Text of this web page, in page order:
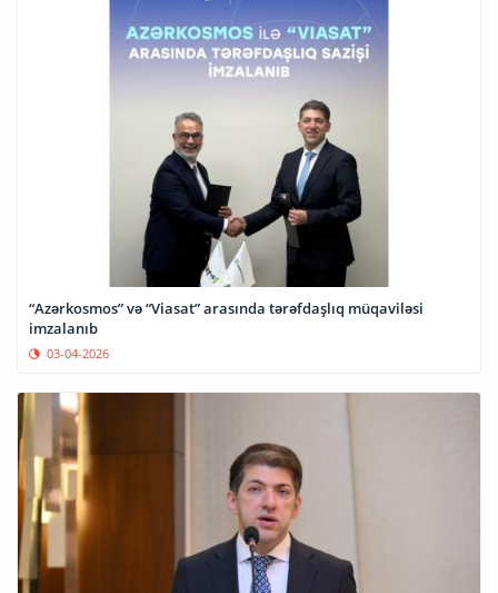
“Azərkosmos” və “Viasat” arasında tərəfdaşlıq müqaviləsi
imzalanıb
03-04-2026